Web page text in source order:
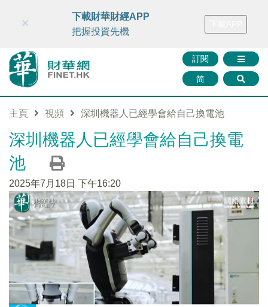
財華智庫網 FINTV FINMETA 財華證券 媒體矩陣
訂閱
简
×
下載財華財經APP
把握投資先機
主頁 視頻 深圳機器人已經學會給自己換電池
深圳機器人已經學會給自己換電
池
2025年7月18日 下午16:20